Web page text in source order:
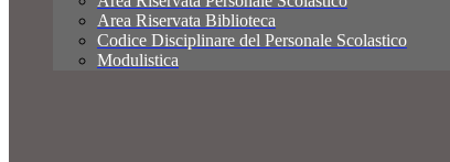
Area Riservata Biblioteca
Codice Disciplinare del Personale Scolastico
Modulistica